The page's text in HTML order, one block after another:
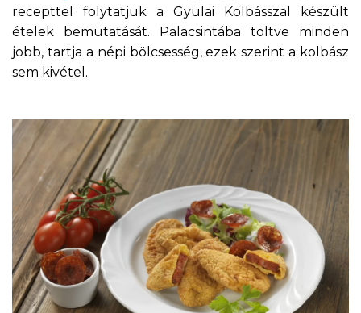
recepttel folytatjuk a Gyulai Kolbásszal készült
ételek bemutatását. Palacsintába töltve minden
jobb, tartja a népi bölcsesség, ezek szerint a kolbász
sem kivétel.